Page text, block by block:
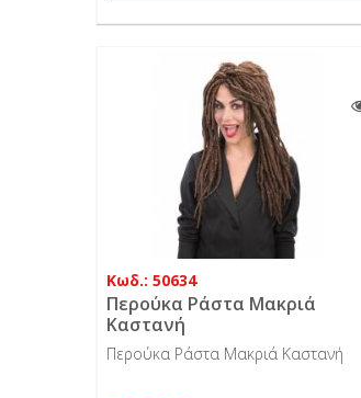
Κωδ.: 50634
Περούκα Ράστα Μακριά
Καστανή
Περούκα Ράστα Μακριά Καστανή